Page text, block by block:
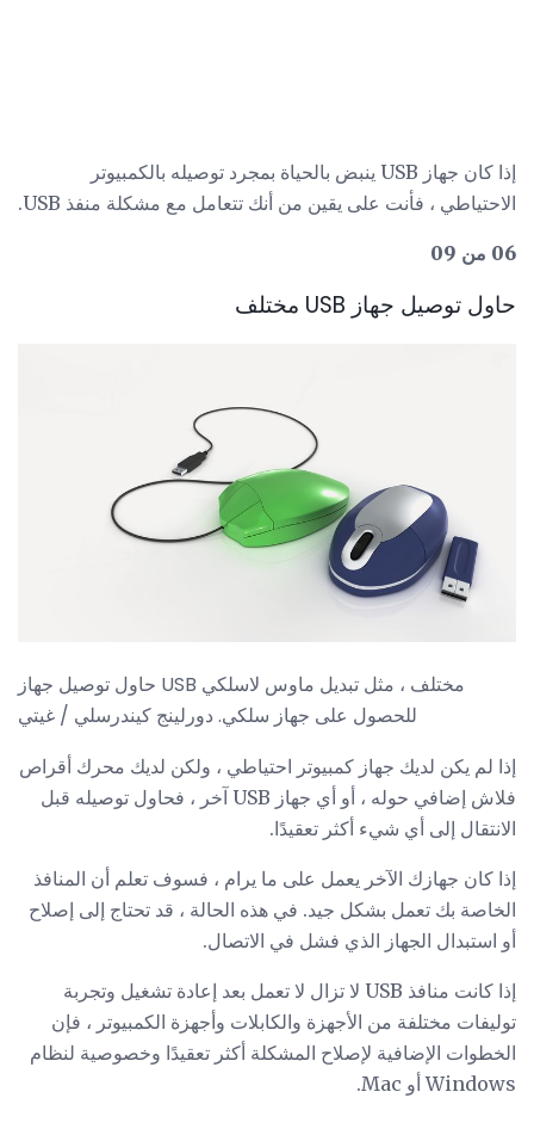
إذا كان جهاز USB ينبض بالحياة بمجرد توصيله بالكمبيوتر
الاحتياطي ، فأنت على يقين من أنك تتعامل مع مشكلة منفذ USB.
06 من 09
حاول توصيل جهاز USB مختلف
حاول توصيل جهاز USB مختلف ، مثل تبديل ماوس لاسلكي
للحصول على جهاز سلكي. دورلينج كيندرسلي / غيتي
إذا لم يكن لديك جهاز كمبيوتر احتياطي ، ولكن لديك محرك أقراص
فلاش إضافي حوله ، أو أي جهاز USB آخر ، فحاول توصيله قبل
الانتقال إلى أي شيء أكثر تعقيدًا.
إذا كان جهازك الآخر يعمل على ما يرام ، فسوف تعلم أن المنافذ
الخاصة بك تعمل بشكل جيد. في هذه الحالة ، قد تحتاج إلى إصلاح
أو استبدال الجهاز الذي فشل في الاتصال.
إذا كانت منافذ USB لا تزال لا تعمل بعد إعادة تشغيل وتجربة
توليفات مختلفة من الأجهزة والكابلات وأجهزة الكمبيوتر ، فإن
الخطوات الإضافية لإصلاح المشكلة أكثر تعقيدًا وخصوصية لنظام
Windows أو Mac.